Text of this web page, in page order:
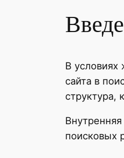
В условиях
сайта в
структура,
поисковых